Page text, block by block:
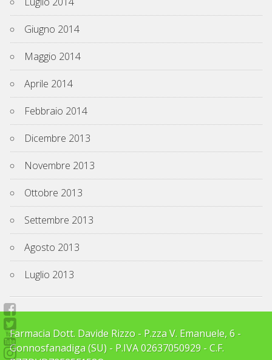
Giugno 2014
Maggio 2014
Aprile 2014
Febbraio 2014
Dicembre 2013
Novembre 2013
Ottobre 2013
Settembre 2013
Agosto 2013
Luglio 2013
Farmacia Dott. Davide Rizzo - P.zza V. Emanuele, 6 -
Gonnosfanadiga (SU) - P.IVA 02637050929 - C.F.